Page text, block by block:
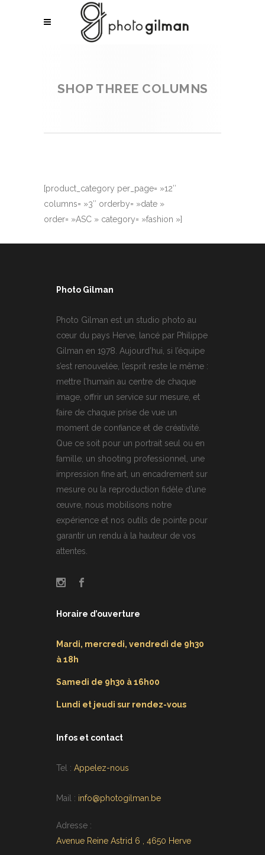
SHOP THREE COLUMNS
[product_category per_page= »12″
columns= »3″ orderby= »date »
order= »ASC » category= »fashion »]
Photo Gilman
Photo Gilman est un studio photo au
cœur du pays Herve, lancé par Philippe
Gilman en 1978. Aujourd’hui, si l’équipe
s’est renouvelée, l’esprit reste le même :
mettre l’humain au centre de chaque
image, offrir un service sur mesure, et
faire de chaque prise de vue un
moment de confiance et de créativité.
Que ce soit pour un portrait seul ou en
famille, un shooting professionnel, une
impression fine art, un encadrement sur
mesure ou la reproduction fidèle d’une
œuvre, nous mobilisons notre
expérience et nos outils de pointe pour
garantir un rendu à la hauteur de vos
attentes.
Horaire d’ouverture
Mardi, mercredi, vendredi de 9h30
à 18h
Samedi de 9h30 à 16h00
Lundi et jeudi sur rendez-vous
Infos et contact
Tel : Appelez-nous
Mail : info@photogilman.be
Adresse :
Avenue Reine Astrid 6 , 4650 Herve